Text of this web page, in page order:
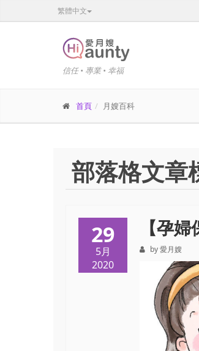
繁體中文
信任 • 專業 • 幸福
首頁 月嫂百科
部落格文章
29
5月
2020
【孕
by 愛月嫂